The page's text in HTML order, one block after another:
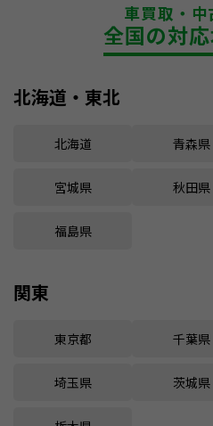
車買取・中
全国の対
北海道・東北
北海道 青森県
宮城県 秋田県
福島県
関東
東京都 千葉県
埼玉県 茨城県